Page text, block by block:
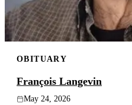
OBITUARY
François Langevin
May 24, 2026